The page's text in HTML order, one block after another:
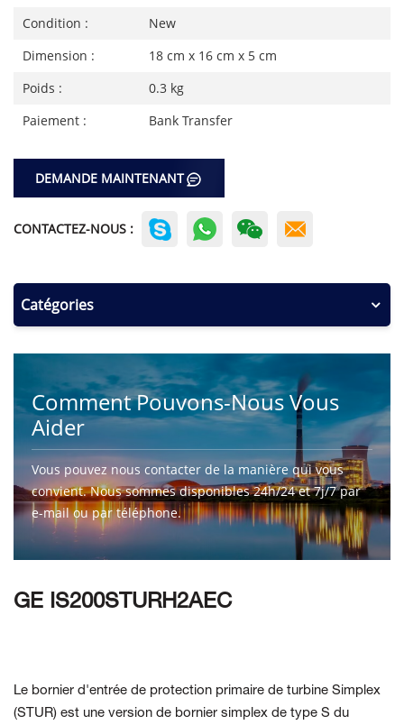
Condition :
New
Dimension :
18 cm x 16 cm x 5 cm
Poids :
0.3 kg
Paiement :
Bank Transfer
DEMANDE MAINTENANT
CONTACTEZ-NOUS :
Catégories
Comment Pouvons-Nous Vous
Aider
Vous pouvez nous contacter de la manière qui vous
convient. Nous sommes disponibles 24h/24 et 7j/7 par
e-mail ou par téléphone.
CONTACTEZ-NOUS
GE IS200STURH2AEC
Le bornier d'entrée de protection primaire de turbine Simplex
(STUR) est une version de bornier simplex de type S du